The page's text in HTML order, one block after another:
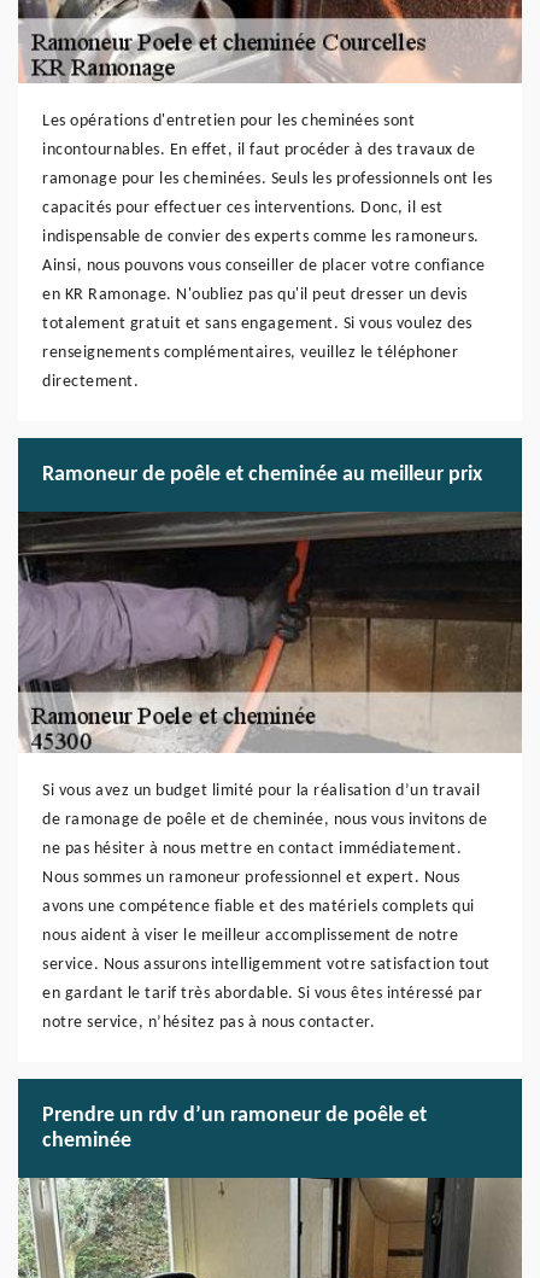
Les opérations d'entretien pour les cheminées sont
incontournables. En effet, il faut procéder à des travaux de
ramonage pour les cheminées. Seuls les professionnels ont les
capacités pour effectuer ces interventions. Donc, il est
indispensable de convier des experts comme les ramoneurs.
Ainsi, nous pouvons vous conseiller de placer votre confiance
en KR Ramonage. N'oubliez pas qu'il peut dresser un devis
totalement gratuit et sans engagement. Si vous voulez des
renseignements complémentaires, veuillez le téléphoner
directement.
Ramoneur de poêle et cheminée au meilleur prix
Si vous avez un budget limité pour la réalisation d’un travail
de ramonage de poêle et de cheminée, nous vous invitons de
ne pas hésiter à nous mettre en contact immédiatement.
Nous sommes un ramoneur professionnel et expert. Nous
avons une compétence fiable et des matériels complets qui
nous aident à viser le meilleur accomplissement de notre
service. Nous assurons intelligemment votre satisfaction tout
en gardant le tarif très abordable. Si vous êtes intéressé par
notre service, n’hésitez pas à nous contacter.
Prendre un rdv d’un ramoneur de poêle et
cheminée